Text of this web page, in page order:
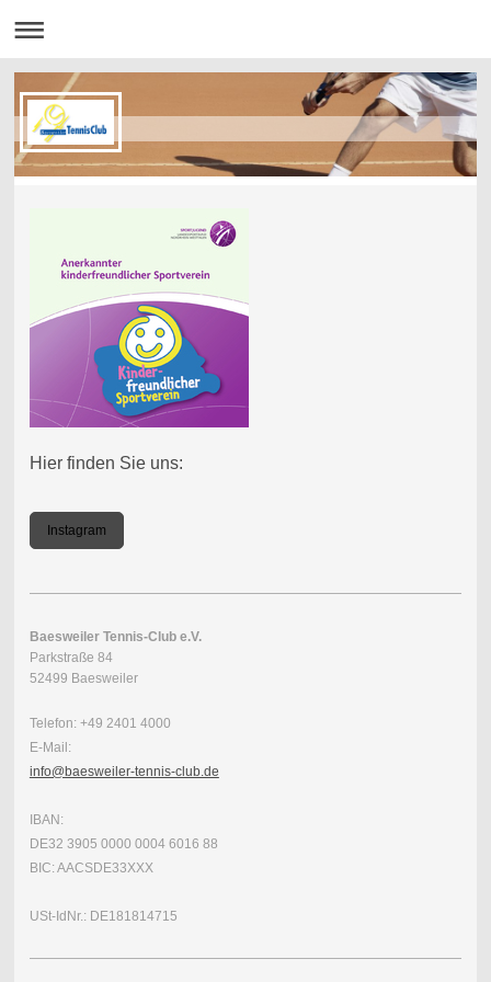
Hier finden Sie uns:
Instagram
Baesweiler Tennis-Club e.V.
Parkstraße 84
52499 Baesweiler
Telefon: +49 2401 4000
E-Mail:
info@baesweiler-tennis-club.de
IBAN:
DE32 3905 0000 0004 6016 88
BIC: AACSDE33XXX
USt-IdNr.: DE181814715